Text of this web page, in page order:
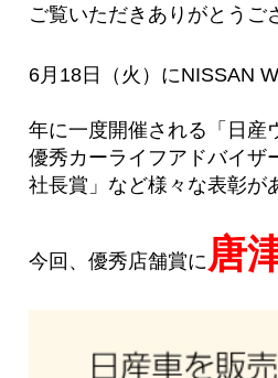
ご覧いただきありがとうご
6月18日（火）にNISSAN
年に一度開催される「日産
優秀カーライフアドバイザ
社長賞」など様々な表彰が
今回、優秀店舗賞に 唐